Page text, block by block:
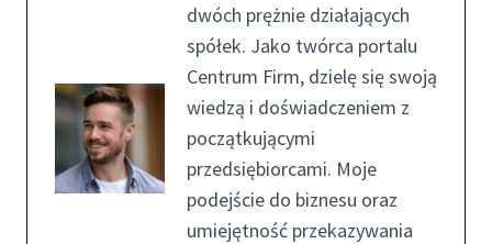
dwóch prężnie działających
spółek. Jako twórca portalu
Centrum Firm, dzielę się swoją
wiedzą i doświadczeniem z
początkującymi
przedsiębiorcami. Moje
podejście do biznesu oraz
umiejętność przekazywania